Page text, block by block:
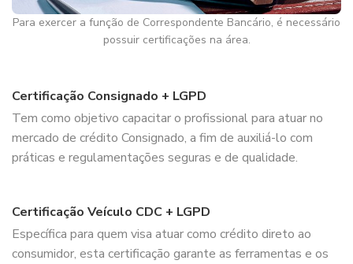
Para exercer a função de Correspondente Bancário, é necessário
possuir certificações na área.
Certificação Consignado + LGPD
Tem como objetivo capacitar o profissional para atuar no
mercado de crédito Consignado, a fim de auxiliá-lo com
práticas e regulamentações seguras e de qualidade.
Certificação Veículo CDC + LGPD
Específica para quem visa atuar como crédito direto ao
consumidor, esta certificação garante as ferramentas e os